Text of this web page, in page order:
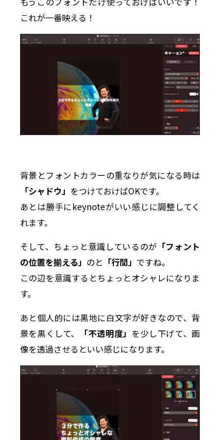
これが一番映える！
背景とフォントカラーの重なりが気になる時は
「シャドウ」 をつけておけばOKです。
あとは勝手にkeynoteがいい感じに調整してく
れます。
そして、ちょっと意識しているのが 「フォント
の位置を揃える」 のと 「行間」 ですね。
この辺を意識するとちょっとオシャレになりま
す。
あと個人的には黒地に白文字が好きなので、背
景を黒くして、
「不透明度」 を少し下げて、画
像を透過させるといい感じになります。